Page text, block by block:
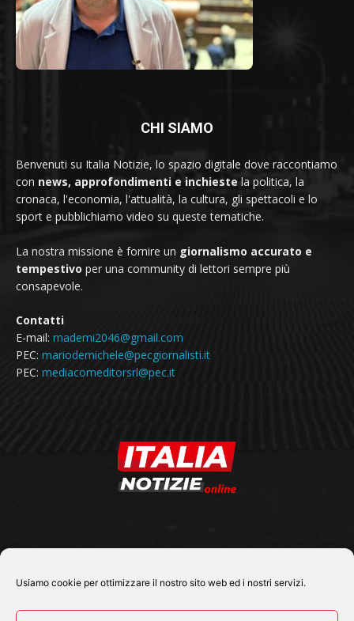
Usiamo cookie per ottimizzare il nostro sito web ed i nostri servizi.
CHI SIAMO
Benvenuti su Italia Notizie, lo spazio digitale dove raccontiamo
con news, approfondimenti e inchieste la politica, la
cronaca, l'economia, l'attualità, la cultura, gli spettacoli e lo
sport e pubblichiamo video su queste tematiche.
La nostra missione è fornire un giornalismo accurato e
tempestivo per una community di lettori sempre più
consapevole.
Contatti
E-mail: mademi2046@gmail.com
PEC: mariodemichele@pecgiornalisti.it
PEC: mediacomeditorsrl@pec.it